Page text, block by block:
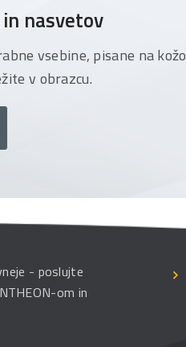
nasvetov
vsebine, pisane na kožo
v obrazcu.
- poslujte
om in